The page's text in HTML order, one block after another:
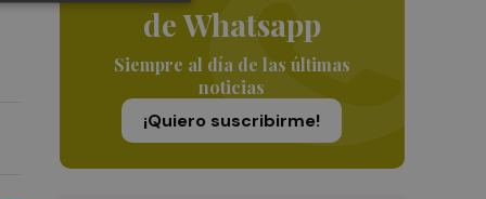
de Whatsapp
Siempre al día de las últimas
noticias
¡Quiero suscribirme!